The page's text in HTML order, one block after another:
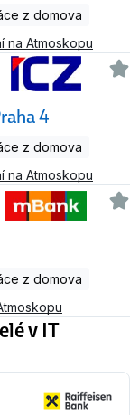
z domova
na Atmoskopu
4
z domova
na Atmoskopu
z domova
v IT